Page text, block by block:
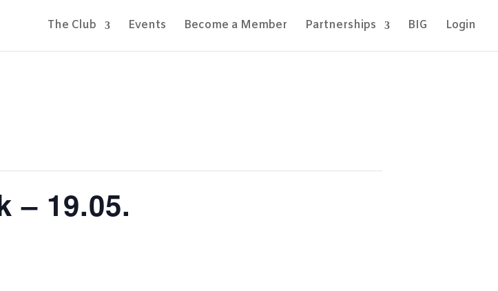
The Club Events Become a Member Partnerships BIG Login
– 19.05.